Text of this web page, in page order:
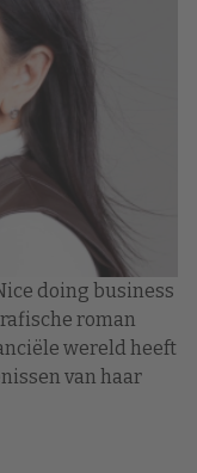
doing business
roman
wereld heeft
van haar